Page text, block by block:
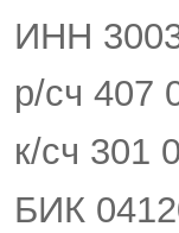
ИНН
р/сч 407
к/сч 301
БИК